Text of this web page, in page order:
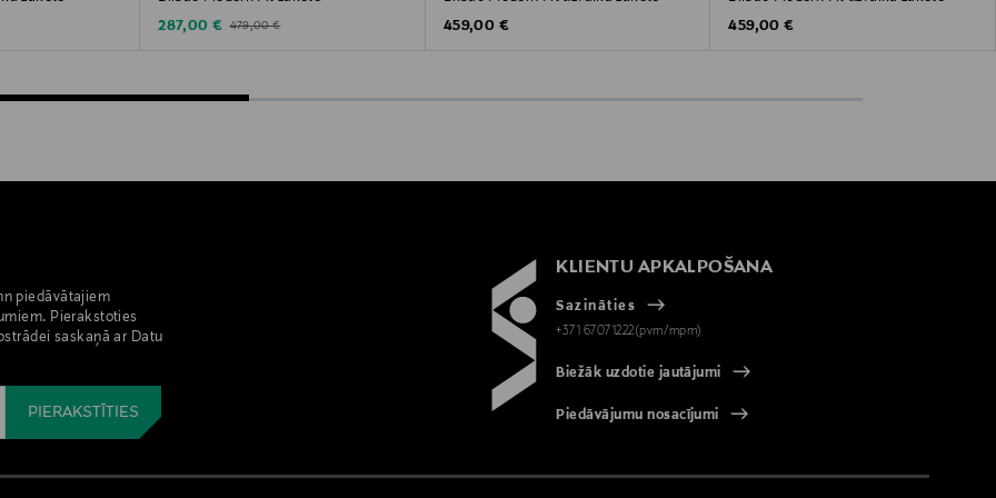
Discounted Price
287,00 € Original Price
479,00 €
Original Price
459,00 €
Original Price
459,00 €
piedāvātajiem
Pierakstoties
saskaņā ar Datu
KLIENTU APKALPOŠANA
Sazināties
+371 67071222(pvm/mpm)
Biežāk uzdotie jautājumi
Piedāvājumu nosacījumi